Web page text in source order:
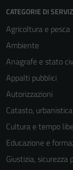
CATEGORIE DI
Agricoltura e pesca
Ambiente
Anagrafe e stato
Appalti pubblici
Autorizzazioni
Catasto,
Cultura e tempo
Educazione e
Giustizia, sicurezza